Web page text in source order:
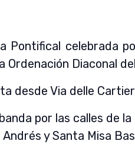
celebrada
Ordenación Diaconal
desde Via delle
por las calles de
y Santa Misa